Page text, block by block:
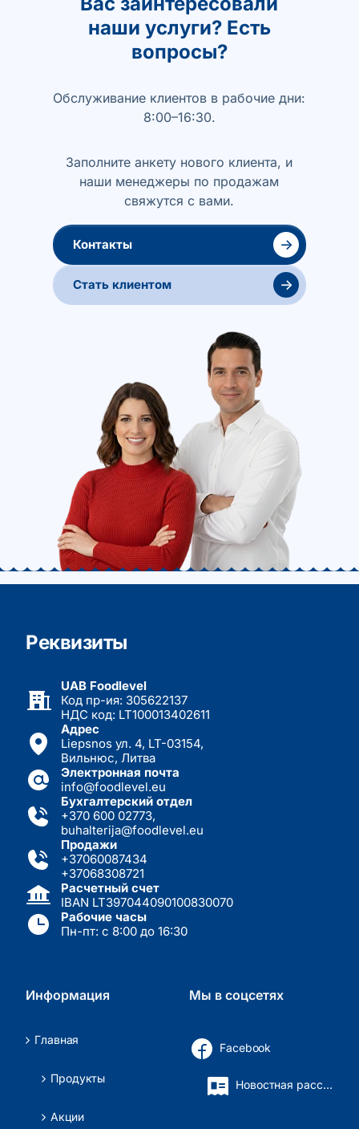
наши услуги? Есть
вопросы?
Обслуживание клиентов в рабочие дни:
8:00–16:30.
Заполните анкету нового клиента, и
наши менеджеры по продажам
свяжутся с вами.
Контакты →
Стать клиентом →
Реквизиты
UAB Foodlevel
Код пр-ия: 305622137
НДС код: LT100013402611
Адрес
Liepsnos ул. 4, LT-03154,
Вильнюс, Литва
Электронная почта
info@foodlevel.eu
Бухгалтерский отдел
+370 600 02773,
buhalterija@foodlevel.eu
Продажи
+37060087434
+37068308721
Расчетный счет
IBAN LT397044090100830070
Рабочие часы
Пн-пт: с 8:00 до 16:30
Информация
Главная
Продукты
Акции
Мы в соцсетях
Facebook
Новостная рассылка